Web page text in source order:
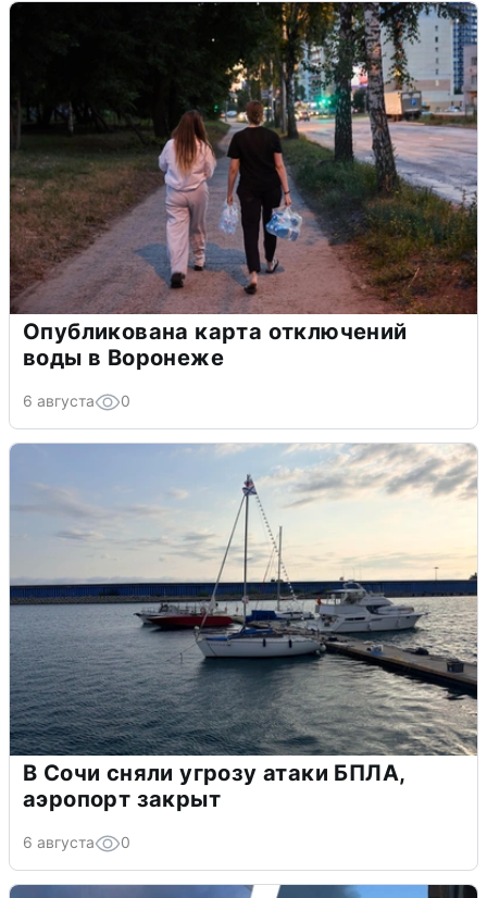
Опубликована карта отключений
воды в Воронеже
6 августа 0
В Сочи сняли угрозу атаки БПЛА,
аэропорт закрыт
6 августа 0